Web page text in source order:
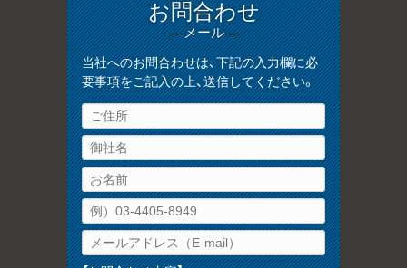
お問合わせ
— メール —
当社へのお問合わせは、下記の入力欄に必
要事項をご記入の上、送信してください。